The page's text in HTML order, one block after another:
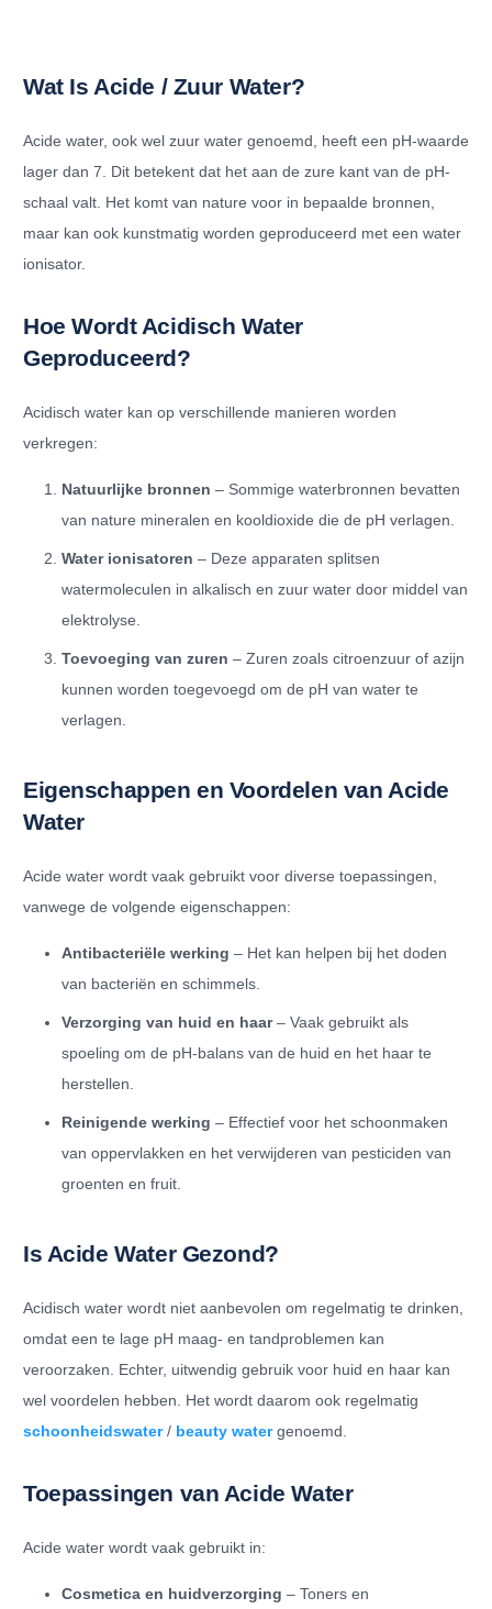
Wat Is Acide / Zuur Water?
Acide water, ook wel zuur water genoemd, heeft een pH-waarde
lager dan 7. Dit betekent dat het aan de zure kant van de pH-
schaal valt. Het komt van nature voor in bepaalde bronnen,
maar kan ook kunstmatig worden geproduceerd met een water
ionisator.
Hoe Wordt Acidisch Water
Geproduceerd?
Acidisch water kan op verschillende manieren worden
verkregen:
Natuurlijke bronnen – Sommige waterbronnen bevatten
van nature mineralen en kooldioxide die de pH verlagen.
Water ionisatoren – Deze apparaten splitsen
watermoleculen in alkalisch en zuur water door middel van
elektrolyse.
Toevoeging van zuren – Zuren zoals citroenzuur of azijn
kunnen worden toegevoegd om de pH van water te
verlagen.
Eigenschappen en Voordelen van Acide
Water
Acide water wordt vaak gebruikt voor diverse toepassingen,
vanwege de volgende eigenschappen:
Antibacteriële werking – Het kan helpen bij het doden
van bacteriën en schimmels.
Verzorging van huid en haar– Vaak gebruikt als
spoeling om de pH-balans van de huid en het haar te
herstellen.
Reinigende werking – Effectief voor het schoonmaken
van oppervlakken en het verwijderen van pesticiden van
groenten en fruit.
Is Acide Water Gezond?
Acidisch water wordt niet aanbevolen om regelmatig te drinken,
omdat een te lage pH maag- en tandproblemen kan
veroorzaken. Echter, uitwendig gebruik voor huid en haar kan
wel voordelen hebben. Het wordt daarom ook regelmatig
schoonheidswater / beauty watergenoemd.
Toepassingen van Acide Water
Acide water wordt vaak gebruikt in:
Cosmetica en huidverzorging – Toners en